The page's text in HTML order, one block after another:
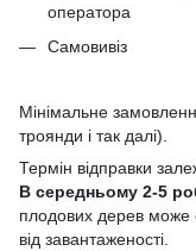
оператора
Самовивіз
Мінімальне
троянди і так далі).
Термін відправки
В середньому 2-5
плодових дерев може
від завантаженості.